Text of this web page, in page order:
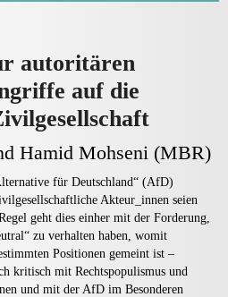
autoritären
auf die
Hamid Mohseni (MBR)
für Deutschland“ (AfD)
Akteur_innen seien
geht dies einher mit der Forderung,
zu verhalten haben, womit
Positionen gemeint ist –
kritisch mit Rechtspopulismus und
und mit der AfD im Besonderen